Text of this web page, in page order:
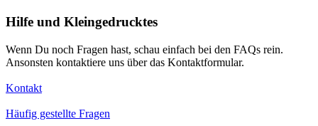
Hilfe und Kleingedrucktes
Wenn Du noch Fragen hast, schau einfach bei den FAQs rein.
Ansonsten kontaktiere uns über das Kontaktformular.
Kontakt
Häufig gestellte Fragen